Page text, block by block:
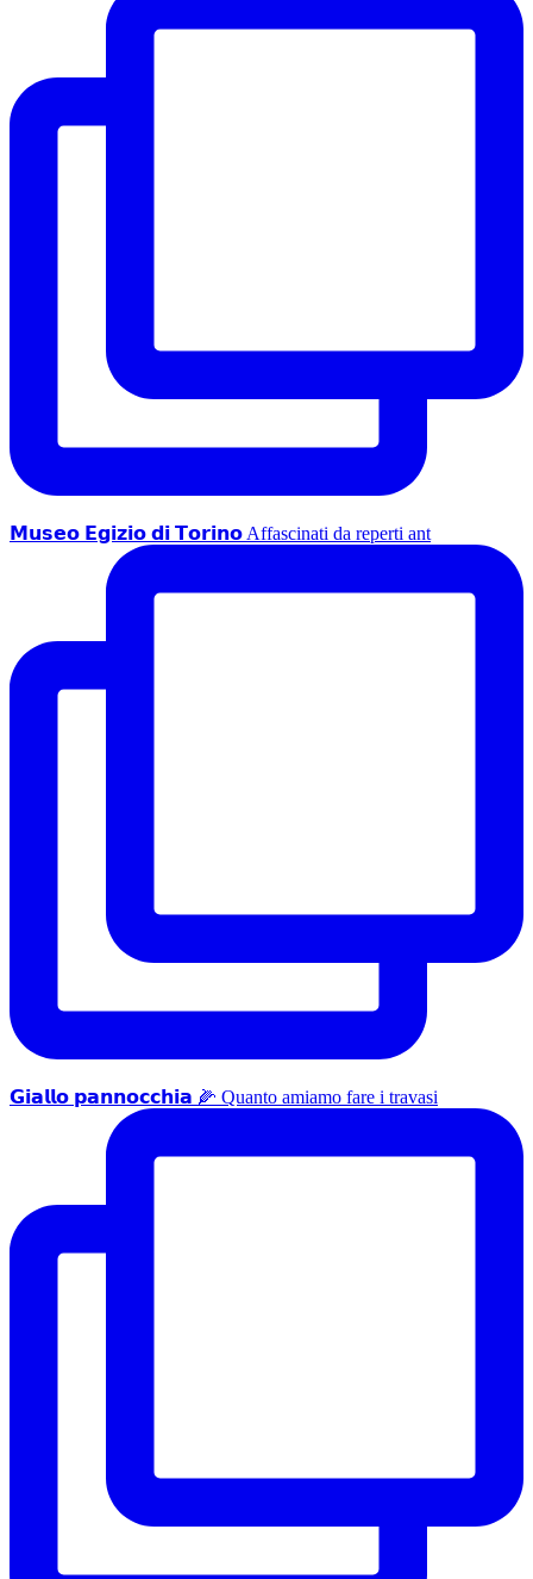
𝗠𝘂𝘀𝗲𝗼 𝗘𝗴𝗶𝘇𝗶𝗼 𝗱𝗶 𝗧𝗼𝗿𝗶𝗻𝗼 Affascinati da reperti ant
𝗚𝗶𝗮𝗹𝗹𝗼 𝗽𝗮𝗻𝗻𝗼𝗰𝗰𝗵𝗶𝗮 🌽 Quanto amiamo fare i travasi